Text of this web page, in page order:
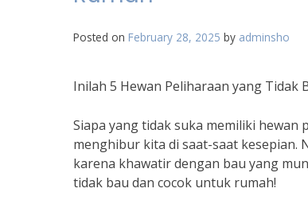
Posted on February 28, 2025 by adminsho
Inilah 5 Hewan Peliharaan yang Tidak
Siapa yang tidak suka memiliki hewan
menghibur kita di saat-saat kesepian.
karena khawatir dengan bau yang
tidak bau dan cocok untuk rumah!